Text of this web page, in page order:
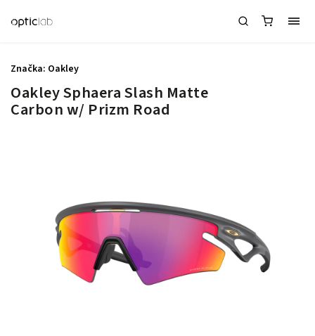
Oakley Sphaera Slash Matte
Carbon w/ Prizm Road
Značka: Oakley